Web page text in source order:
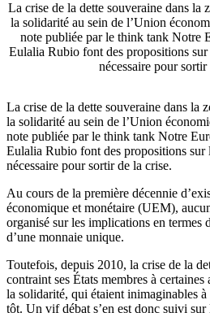
La crise de la dette souveraine dans la
la solidarité au sein de l’Union
note publiée par le think tank Notre
Eulalia Rubio font des propositions sur
nécessaire pour sortir
La crise de la dette souveraine dans la
la solidarité au sein de l’Union
note publiée par le think tank Notre
Eulalia Rubio font des propositions sur
nécessaire pour sortir de la crise.
Au cours de la première décennie
économique et monétaire (UEM),
organisé sur les implications en termes
d’une monnaie unique.
Toutefois, depuis 2010, la crise de la
contraint ses États membres à certaines
la solidarité, qui étaient inimaginables à
tôt. Un vif débat s’en est donc suivi sur